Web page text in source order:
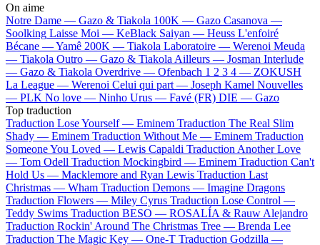
On aime
Notre Dame — Gazo & Tiakola 100K — Gazo Casanova —
Soolking Laisse Moi — KeBlack Saiyan — Heuss L'enfoiré
Bécane —Yamê 200K — Tiakola Laboratoire — Werenoi Meuda
— Tiakola Outro — Gazo & Tiakola Ailleurs — Josman Interlude
— Gazo & Tiakola Overdrive — Ofenbach 1 2 3 4 — ZOKUSH
La League — Werenoi Celui qui part — Joseph Kamel Nouvelles
— PLK No love — Ninho Urus — Favé (FR) DIE — Gazo
Top traduction
Traduction Lose Yourself — Eminem Traduction The Real Slim
Shady — Eminem Traduction Without Me — Eminem Traduction
Someone You Loved — Lewis Capaldi Traduction Another Love
— Tom Odell Traduction Mockingbird — Eminem Traduction Can't
Hold Us — Macklemore and Ryan Lewis Traduction Last
Christmas — Wham Traduction Demons — Imagine Dragons
Traduction Flowers — Miley Cyrus Traduction Lose Control —
Teddy Swims Traduction BESO — ROSALÍA & Rauw Alejandro
Traduction Rockin' Around The Christmas Tree — Brenda Lee
Traduction The Magic Key — One-T Traduction Godzilla —